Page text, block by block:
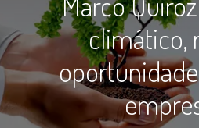
climático,